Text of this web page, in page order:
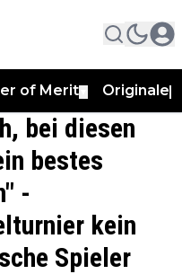
of Merit Originale
bei diesen
bestes
-
kein
Spieler